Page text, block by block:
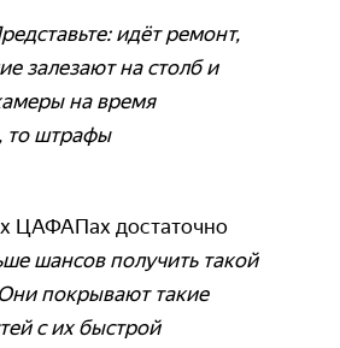
идёт ремонт,
залезают на столб и
на время
то штрафы
ЦАФАПах достаточно
шансов получить такой
покрывают такие
с их быстрой